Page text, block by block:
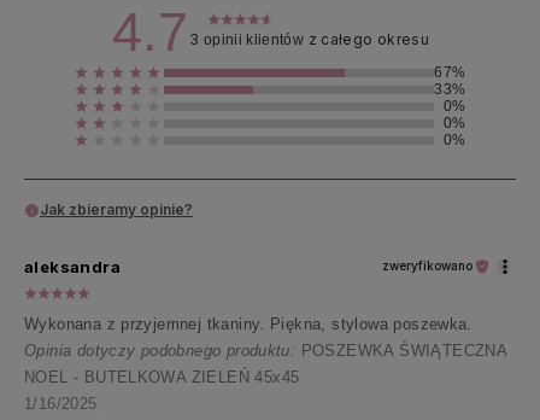
4.7 3 opinii klientów z całego okresu
67%
33%
0%
0%
0%
Jak zbieramy opinie?
aleksandra zweryfikowano
Wykonana z przyjemnej tkaniny. Piękna, stylowa poszewka.
Opinia dotyczy podobnego produktu: POSZEWKA ŚWIĄTECZNA
NOEL - BUTELKOWA ZIELEŃ 45x45
1/16/2025